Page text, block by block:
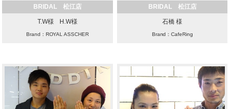
BRIDAL 松江店
T.W様 H.W様
Brand：ROYAL ASSCHER
BRIDAL 松江店
石橋 様
Brand：CafeRing